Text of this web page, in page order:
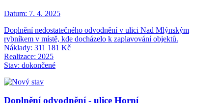
Datum: 7. 4. 2025
Doplnění nedostatečného odvodnění v ulici Nad Mlýnským
rybníkem v místě, kde docházelo k zaplavování objektů.
Náklady: 311 181 Kč
Realizace: 2025
Stav: dokončené
Doplnění odvodnění - ulice Horní